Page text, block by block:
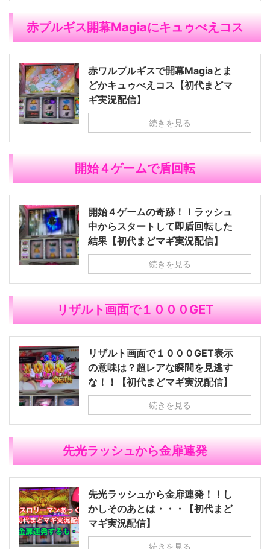
赤プルギス開幕Magiaにキュゥべえコス
赤ワルプルギスで開幕Magiaとま
どかキュゥべえコス【初代まどマ
ギ実況配信】
続きを見る
開始４ゲームで盾回転
開始４ゲームの奇跡！！ラッシュ
中からスタートして即盾回転した
結果【初代まどマギ実況配信】
続きを見る
リザルト画面で１０００GET
リザルト画面で１０００GET表示
の意味は？超レアな瞬間を見逃す
な！！【初代まどマギ実況配信】
続きを見る
先光ラッシュから金扉連発
先光ラッシュから金扉連発！！し
かしそのあとは・・・【初代まど
マギ実況配信】
続きを見る